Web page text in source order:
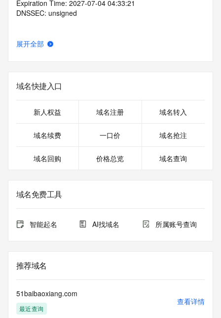
Expiration Time: 2027-07-04 04:33:21
DNSSEC: unsigned
展开全部
域名快捷入口
新人权益 域名注册 域名转入
域名续费 一口价 域名抢注
域名回购 价格总览 域名查询
域名免费工具
智能起名 AI找域名 所属账号查询
推荐域名
51baibaoxiang.com
最近查询
查看详情